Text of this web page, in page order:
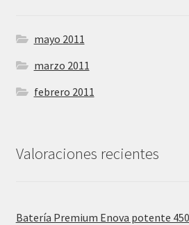
mayo 2011
marzo 2011
febrero 2011
Valoraciones recientes
Batería Premium Enova potente